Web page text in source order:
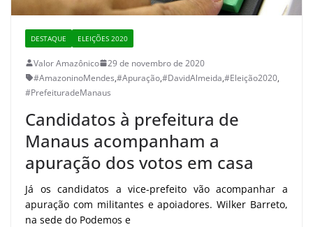
DESTAQUE ELEIÇÕES 2020
Valor Amazônico
29 de novembro de 2020
#AmazoninoMendes,#Apuração,#DavidAlmeida,#Eleição2020,
#PrefeituradeManaus
Candidatos à prefeitura de
Manaus acompanham a
apuração dos votos em casa
Já os candidatos a vice-prefeito vão acompanhar a
apuração com militantes e apoiadores. Wilker Barreto,
na sede do Podemos e